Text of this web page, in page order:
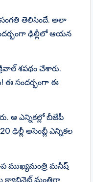
సంగతి తెలిసిందే. అలా
ఢిల్లీలో ఆయన
శపథం చేశారు.
ఈ సందర్భంగా ఈ
ఆ ఎన్నికల్లో బీజేపీ
అసెంబ్లీ ఎన్నికల
ముఖ్యమంత్రి మనీష్
క్యాబినెట్ మంత్రిగా